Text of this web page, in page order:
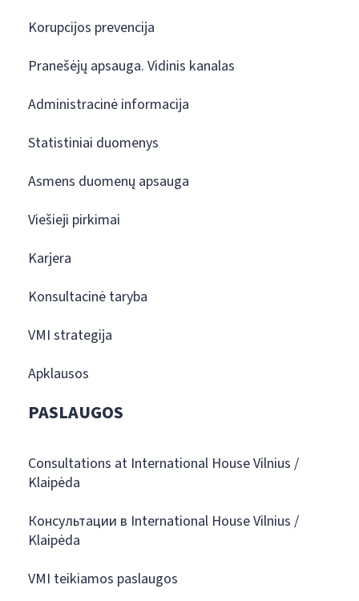
Korupcijos prevencija
Pranešėjų apsauga. Vidinis kanalas
Administracinė informacija
Statistiniai duomenys
Asmens duomenų apsauga
Viešieji pirkimai
Karjera
Konsultacinė taryba
VMI strategija
Apklausos
PASLAUGOS
Consultations at International House Vilnius /
Klaipėda
Консультации в International House Vilnius /
Klaipėda
VMI teikiamos paslaugos